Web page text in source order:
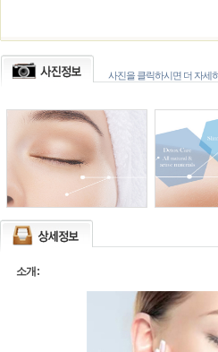
사진을 클릭하시면 더 자세
소개: